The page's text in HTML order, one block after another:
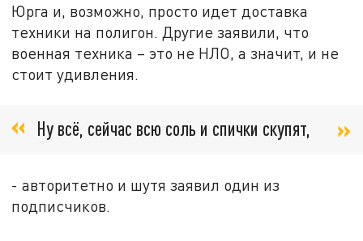
Юрга и, возможно, просто идет доставка
техники на полигон. Другие заявили, что
военная техника – это не НЛО, а значит, и не
стоит удивления.
Ну всё, сейчас всю соль и спички скупят,
- авторитетно и шутя заявил один из
подписчиков.